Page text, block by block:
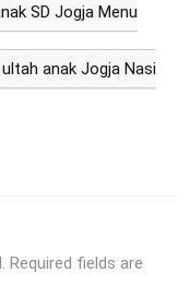
SD Jogja Menu
anak Jogja Nasi
Required fields are